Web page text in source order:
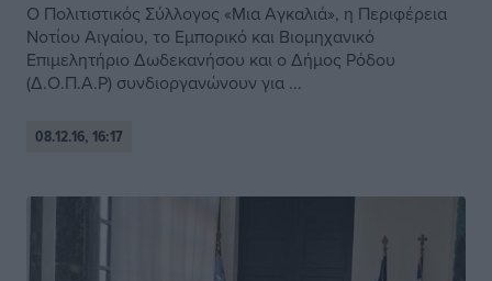
Ο Πολιτιστικός Σύλλογος «Μια Αγκαλιά», η Περιφέρεια
Νοτίου Αιγαίου, το Εμπορικό και Βιομηχανικό
Επιμελητήριο Δωδεκανήσου και ο Δήμος Ρόδου
(Δ.Ο.Π.Α.Ρ) συνδιοργανώνουν για ...
08.12.16, 16:17